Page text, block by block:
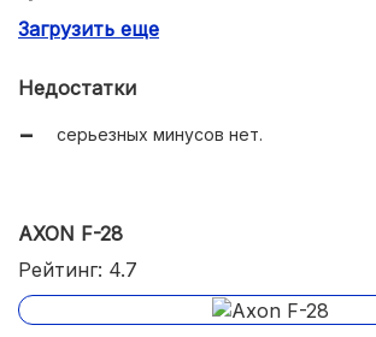
удобство и понятность
Загрузить еще
Недостатки
серьезных минусов нет.
AXON F-28
Рейтинг: 4.7